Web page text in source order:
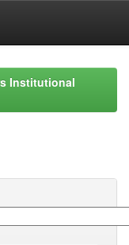
Institutional